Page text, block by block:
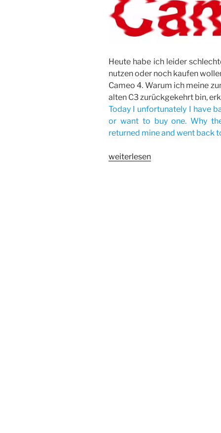
Heute habe ich leider
nutzen oder noch kaufen
Cameo 4. Warum ich meine
alten C3 zurückgekehrt bin,
Today I unfortunately I have
or want to buy one. Why
returned mine and went back
„Keine
weiterlesen